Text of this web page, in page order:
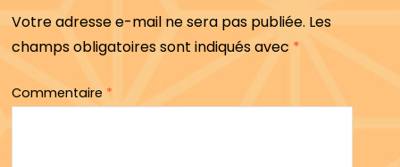
Votre adresse e-mail ne sera pas publiée. Les
champs obligatoires sont indiqués avec *
Commentaire *